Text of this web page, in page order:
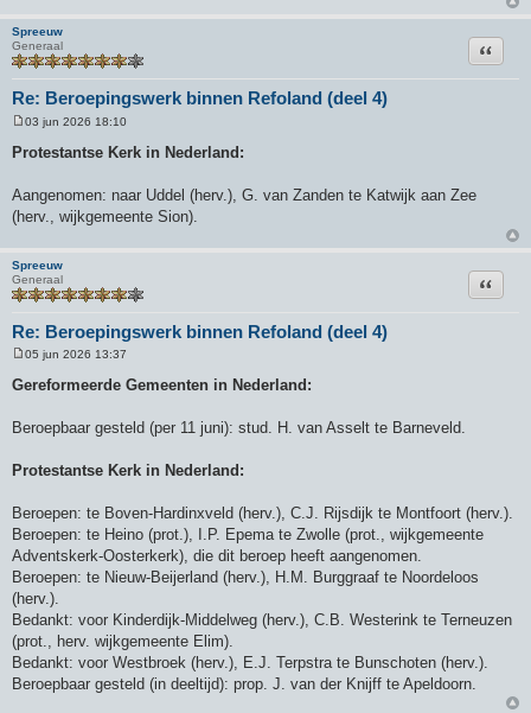
Spreeuw
Generaal
Re: Beroepingswerk binnen Refoland (deel 4)
Citeer
r
h
t
03 jun 2026 18:10
Protestantse Kerk in Nederland:
Aangenomen: naar Uddel (herv.), G. van Zanden te Katwijk aan Zee
(herv., wijkgemeente Sion).
Spreeuw
Generaal
Re: Beroepingswerk binnen Refoland (deel 4)
Citeer
r
h
05 jun 2026 13:37
Gereformeerde Gemeenten in Nederland:
Beroepbaar gesteld (per 11 juni): stud. H. van Asselt te Barneveld.
Protestantse Kerk in Nederland:
Beroepen: te Boven-Hardinxveld (herv.), C.J. Rijsdijk te Montfoort (herv.).
Beroepen: te Heino (prot.), I.P. Epema te Zwolle (prot., wijkgemeente
Adventskerk-Oosterkerk), die dit beroep heeft aangenomen.
Beroepen: te Nieuw-Beijerland (herv.), H.M. Burggraaf te Noordeloos
(herv.).
Bedankt: voor Kinderdijk-Middelweg (herv.), C.B. Westerink te Terneuzen
(prot., herv. wijkgemeente Elim).
Bedankt: voor Westbroek (herv.), E.J. Terpstra te Bunschoten (herv.).
Beroepbaar gesteld (in deeltijd): prop. J. van der Knijff te Apeldoorn.